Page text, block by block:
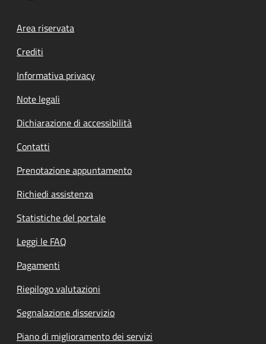
Footer menu
Area riservata
Crediti
Informativa privacy
Note legali
Dichiarazione di accessibilità
Contatti
Prenotazione appuntamento
Richiedi assistenza
Statistiche del portale
Leggi le FAQ
Pagamenti
Riepilogo valutazioni
Segnalazione disservizio
Piano di miglioramento dei servizi